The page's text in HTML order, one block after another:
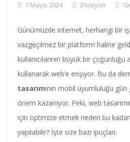
7 Mayıs 2024 Divizyon
Günümüzde internet, herhangi bir
vazgeçilmez bir platform haline
kullanıcılarının büyük bir çoğunluğu
kullanarak web’e erişiyor. Bu da
tasarımının mobil uyumluluğu
önem kazanıyor. Peki, web
için optimize etmek neden bu kadar
yapılabilir? İşte size bazı ipuçları: